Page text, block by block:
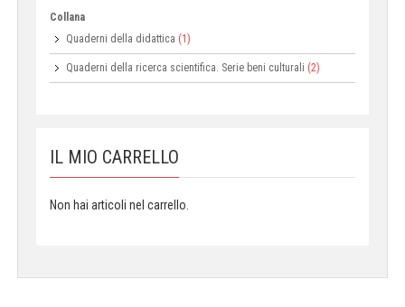
Collana
Quaderni della didattica (1)
Quaderni della ricerca scientifica. Serie beni culturali (2)
IL MIO CARRELLO
Non hai articoli nel carrello.